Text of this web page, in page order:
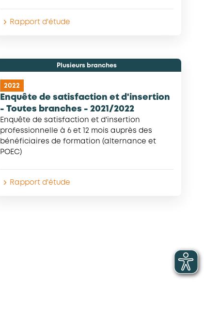
Rapport d'étude
Plusieurs branches
2022
Enquête de satisfaction et d'insertion
- Toutes branches - 2021/2022
Enquête de satisfaction et d'insertion
professionnelle à 6 et 12 mois auprès des
bénéficiaires de formation (alternance et
POEC)
Rapport d'étude